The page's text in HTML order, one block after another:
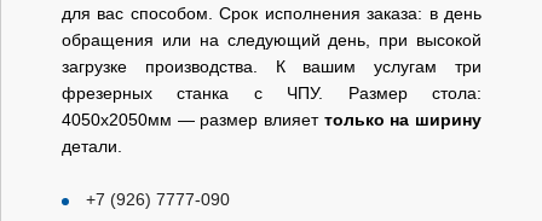
для вас способом. Срок исполнения заказа: в день
обращения или на следующий день, при высокой
загрузке производства. К вашим услугам три
фрезерных станка с ЧПУ. Размер стола:
4050х2050мм — размер влияет только на ширину
детали.
+7 (926) 7777-090